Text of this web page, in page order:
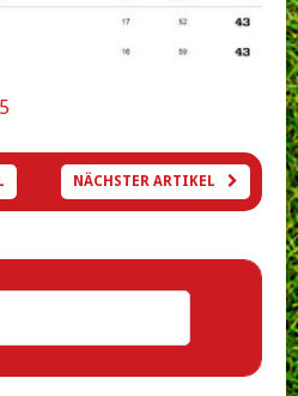
NÄCHSTER ARTIKEL